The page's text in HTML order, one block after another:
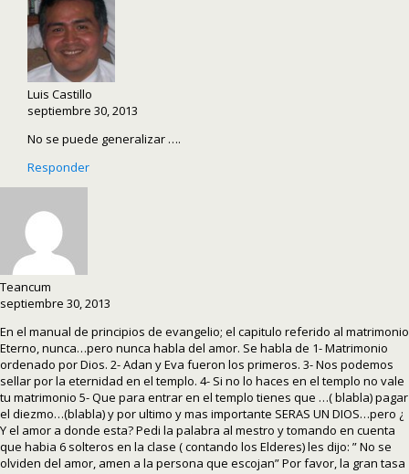
Luis Castillo
septiembre 30, 2013
No se puede generalizar ….
Responder
Teancum
septiembre 30, 2013
En el manual de principios de evangelio; el capitulo referido al matrimonio
Eterno, nunca…pero nunca habla del amor. Se habla de 1- Matrimonio
ordenado por Dios. 2- Adan y Eva fueron los primeros. 3- Nos podemos
sellar por la eternidad en el templo. 4- Si no lo haces en el templo no vale
tu matrimonio 5- Que para entrar en el templo tienes que …( blabla) pagar
el diezmo…(blabla) y por ultimo y mas importante SERAS UN DIOS…pero ¿
Y el amor a donde esta? Pedi la palabra al mestro y tomando en cuenta
que habia 6 solteros en la clase ( contando los Elderes) les dijo: ” No se
olviden del amor, amen a la persona que escojan” Por favor, la gran tasa